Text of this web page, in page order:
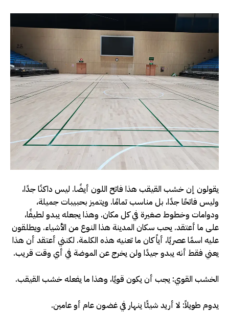
يقولون إن خشب القيقب هذا فاتح اللون أيضًا. ليس داكنًا جدًا،
وليس فاتحًا جدًا، بل مناسب تمامًا. ويتميز بحبيبات جميلة،
ودوامات وخطوط صغيرة في كل مكان. وهذا يجعله يبدو لطيفًا،
على ما أعتقد. يحب سكان المدينة هذا النوع من الأشياء. ويطلقون
عليه اسمًا عصريًا، أياً كان ما تعنيه هذه الكلمة. لكنني أعتقد أن هذا
يعني فقط أنه يبدو جيدًا ولن يخرج عن الموضة في أي وقت قريب.
الخشب القوي: يجب أن يكون قويًا، وهذا ما يفعله خشب القيقب.
يدوم طويلاً: لا أريد شيئًا ينهار في غضون عام أو عامين.